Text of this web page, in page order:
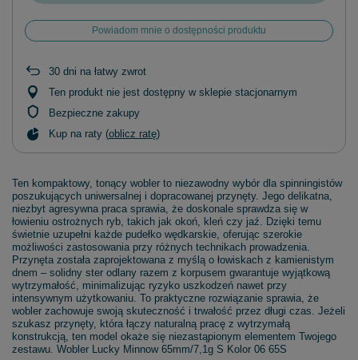
Powiadom mnie o dostępności produktu
30 dni na łatwy zwrot
Ten produkt nie jest dostępny w sklepie stacjonarnym
Bezpieczne zakupy
Kup na raty (oblicz ratę)
Ten kompaktowy, tonący wobler to niezawodny wybór dla spinningistów
poszukujących uniwersalnej i dopracowanej przynęty. Jego delikatna,
niezbyt agresywna praca sprawia, że doskonale sprawdza się w
łowieniu ostrożnych ryb, takich jak okoń, kleń czy jaź. Dzięki temu
świetnie uzupełni każde pudełko wędkarskie, oferując szerokie
możliwości zastosowania przy różnych technikach prowadzenia.
Przynęta została zaprojektowana z myślą o łowiskach z kamienistym
dnem – solidny ster odlany razem z korpusem gwarantuje wyjątkową
wytrzymałość, minimalizując ryzyko uszkodzeń nawet przy
intensywnym użytkowaniu. To praktyczne rozwiązanie sprawia, że
wobler zachowuje swoją skuteczność i trwałość przez długi czas. Jeżeli
szukasz przynęty, która łączy naturalną pracę z wytrzymałą
konstrukcją, ten model okaże się niezastąpionym elementem Twojego
zestawu. Wobler Lucky Minnow 65mm/7,1g S Kolor 06 65S